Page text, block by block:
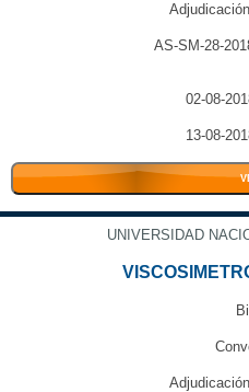
AS-SM-28-
02-08-
13-08-
UNIVERSIDAD